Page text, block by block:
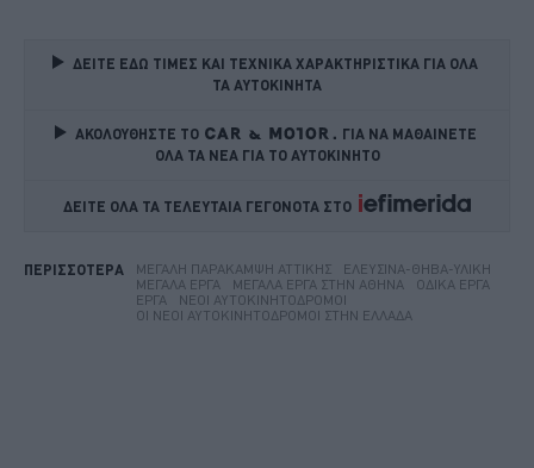
ΔΕΙΤΕ ΕΔΩ ΤΙΜΕΣ ΚΑΙ ΤΕΧΝΙΚΑ ΧΑΡΑΚΤΗΡΙΣΤΙΚΑ ΓΙΑ ΟΛΑ
ΤΑ ΑΥΤΟΚΙΝΗΤΑ
ΑΚΟΛΟΥΘΗΣΤΕ ΤΟ
ΓΙΑ ΝΑ ΜΑΘΑΙΝΕΤΕ
ΟΛΑ ΤΑ ΝΕΑ ΓΙΑ ΤΟ ΑΥΤΟΚΙΝΗΤΟ
ΔΕΙΤΕ ΟΛΑ ΤΑ ΤΕΛΕΥΤΑΙΑ ΓΕΓΟΝΟΤΑ ΣΤΟ
ΠΕΡΙΣΣΟΤΕΡΑ ΜΕΓΆΛΗ ΠΑΡΆΚΑΜΨΗ ΑΤΤΙΚΉΣ
ΕΛΕΥΣΊΝΑ-ΘΉΒΑ-ΥΛΊΚΗ
ΜΕΓΆΛΑ ΈΡΓΑ
ΜΕΓΆΛΑ ΈΡΓΑ ΣΤΗΝ ΑΘΉΝΑ
ΟΔΙΚΆ ΈΡΓΑ
ΈΡΓΑ
ΝΈΟΙ ΑΥΤΟΚΙΝΗΤΌΔΡΟΜΟΙ
ΟΙ ΝΈΟΙ ΑΥΤΟΚΙΝΗΤΌΔΡΟΜΟΙ ΣΤΗΝ ΕΛΛΆΔΑ